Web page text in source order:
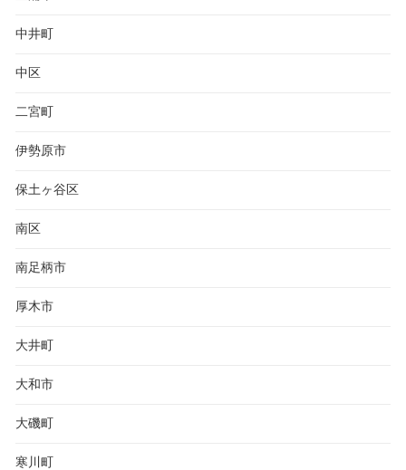
中井町
中区
二宮町
伊勢原市
保土ヶ谷区
南区
南足柄市
厚木市
大井町
大和市
大磯町
寒川町